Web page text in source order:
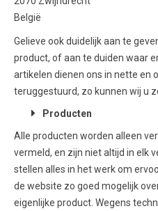
België
Gelieve ook duidelijk aan te
product, of aan te duiden waar
artikelen dienen ons in nette en
teruggestuurd, zo kunnen wij u
Producten
Alle producten worden alleen
vermeld, en zijn niet altijd in elk
stellen alles in het werk om
de website zo goed mogelijk
eigenlijke product. Wegens